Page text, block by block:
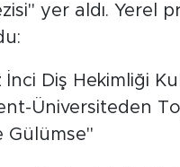
yer aldı. Yerel
İnci Diş Hekimliği
Üniversiteden
Gülümse"